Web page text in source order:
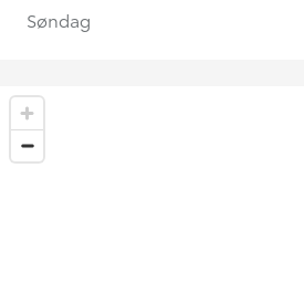
Søndag